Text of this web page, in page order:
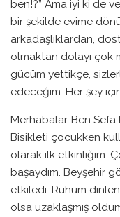
ben!?” Ama iyi ki de
bir şekilde evime
arkadaşlıklardan,
olmaktan dolayı çok
gücüm yettikçe,
edeceğim. Her şey
Merhabalar. Ben Sefa
Bisikleti çocukken
olarak ilk etkinliğim.
başaydım. Beyşehir
etkiledi. Ruhum
olsa uzaklaşmış